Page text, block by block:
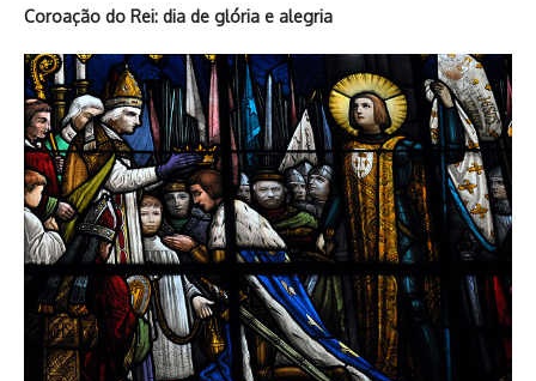
Coroação do Rei: dia de glória e alegria